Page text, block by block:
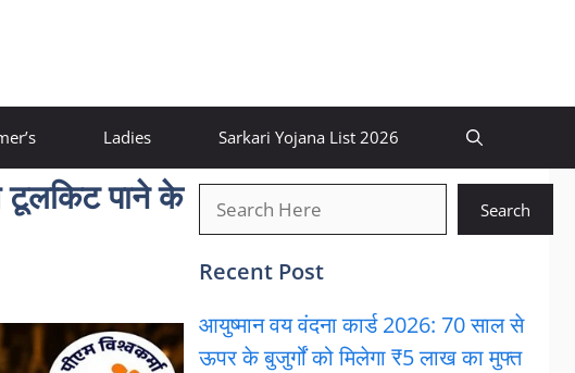
Ladies Sarkari Yojana List 2026
पाने के
Search
Recent Post
आयुष्मान वय वंदना कार्ड 2026: 70 साल से
ऊपर के बुजुर्गों को मिलेगा ₹5 लाख का मुफ्त